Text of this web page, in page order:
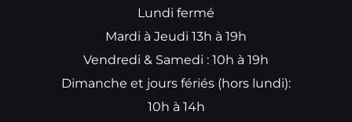
Lundi fermé
Mardi à Jeudi 13h à 19h
Vendredi & Samedi : 10h à 19h
Dimanche et jours fériés (hors lundi):
10h à 14h